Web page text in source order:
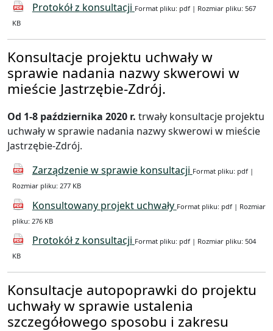
Protokół z konsultacji Format pliku: pdf | Rozmiar pliku: 567
KB
Konsultacje projektu uchwały w
sprawie nadania nazwy skwerowi w
mieście Jastrzębie-Zdrój.
Od 1-8 października 2020 r. trwały konsultacje projektu
uchwały w sprawie nadania nazwy skwerowi w mieście
Jastrzębie-Zdrój.
Zarządzenie w sprawie konsultacji Format pliku: pdf |
Rozmiar pliku: 277 KB
Konsultowany projekt uchwały Format pliku: pdf | Rozmiar
pliku: 276 KB
Protokół z konsultacji Format pliku: pdf | Rozmiar pliku: 504
KB
Konsultacje autopoprawki do projektu
uchwały w sprawie ustalenia
szczegółowego sposobu i zakresu